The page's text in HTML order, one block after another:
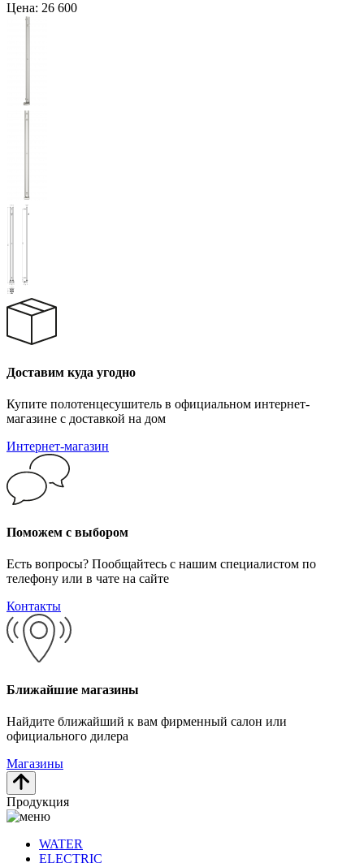
Цена: 26 600
Доставим куда угодно
Купите полотенцесушитель в официальном интернет-
магазине с доставкой на дом
Интернет-магазин
Поможем с выбором
Есть вопросы? Пообщайтесь с нашим специалистом по
телефону или в чате на сайте
Контакты
Ближайшие магазины
Найдите ближайший к вам фирменный салон или
официального дилера
Магазины
Продукция
WATER
ELECTRIC